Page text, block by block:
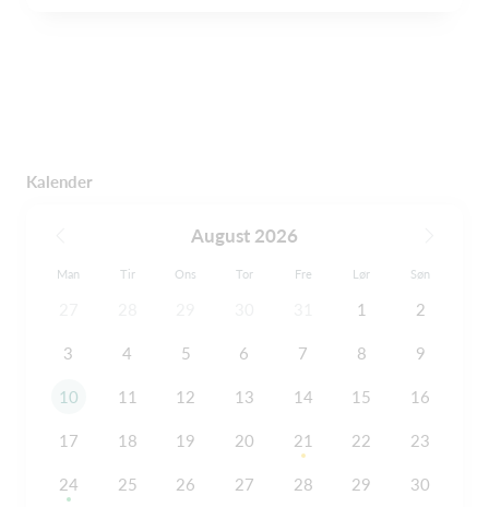
Kalender
August 2026
Man Tir Ons Tor Fre Lør Søn
1 2
3 4 5 6 7 8 9
10 11 12 13 14 15 16
17 18 19 20 21 22 23
24 25 26 27 28 29 30